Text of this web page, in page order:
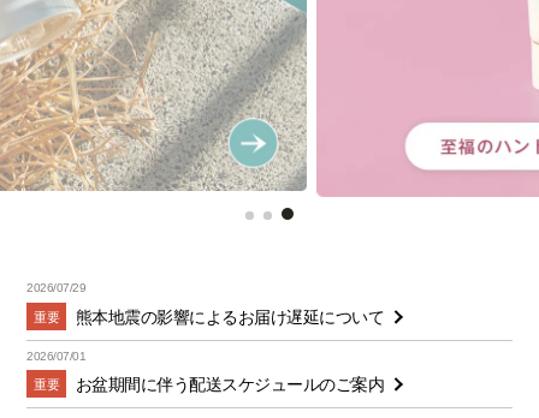
2026/07/29
重要 熊本地震の影響によるお届け遅延について
2026/07/01
重要 お盆期間に伴う配送スケジュールのご案内